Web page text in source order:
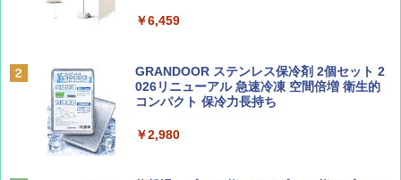
誌] (ＤＩＳＮＥＹ ＦＡＮ)
￥713
力的な町 2026～2027 地球の歩き方D アジア
￥2,079
PYKES PEAK (パイクスピーク) 着替えテン
ト プライバシー テント 【中が透けない】 1
ーチ ピクニック ポップアップテント 携帯 簡
￥6,459
GRANDOOR ステンレス保冷剤 2個セット 2
026リニューアル 急速冷凍 空間倍増 衛生的
コンパクト 保冷力長持ち
￥2,980